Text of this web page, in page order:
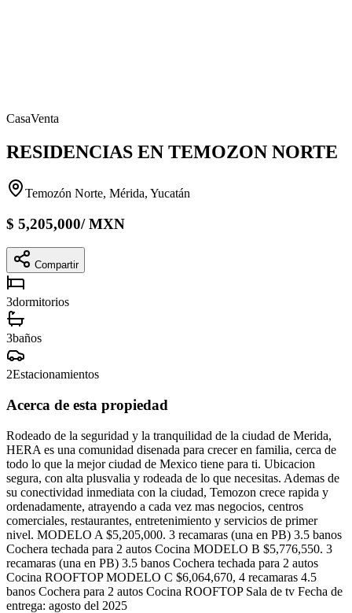
CasaVenta
RESIDENCIAS EN TEMOZON NORTE
Temozón Norte, Mérida, Yucatán
$ 5,205,000/MXN
Compartir
3dormitorios
3baños
2Estacionamientos
Acerca de esta propiedad
Rodeado de la seguridad y la tranquilidad de la ciudad de Merida,
HERA es una comunidad disenada para crecer en familia, cerca de
todo lo que la mejor ciudad de Mexico tiene para ti. Ubicacion
segura, con alta plusvalia y rodeada de lo que necesitas. Ademas de
su conectividad inmediata con la ciudad, Temozon crece rapida y
ordenadamente, atrayendo a cada vez mas negocios, centros
comerciales, restaurantes, entretenimiento y servicios de primer
nivel. MODELO A $5,205,000. 3 recamaras (una en PB) 3.5 banos
Cochera techada para 2 autos Cocina MODELO B $5,776,550. 3
recamaras (una en PB) 3.5 banos Cochera techada para 2 autos
Cocina ROOFTOP MODELO C $6,064,670, 4 recamaras 4.5
banos Cochera para 2 autos Cocina ROOFTOP Sala de tv Fecha de
entrega: agosto del 2025